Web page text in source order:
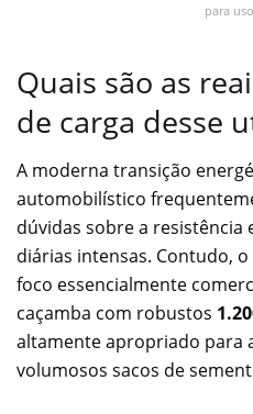
para
Quais são as
de carga desse
A moderna transição
automobilístico
dúvidas sobre a
diárias intensas. Contudo,
foco essencialmente
caçamba com robustos
altamente apropriado para
volumosos sacos de